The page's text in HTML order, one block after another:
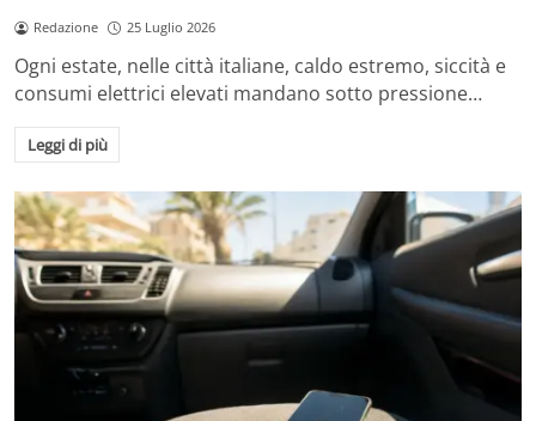
Redazione 25 Luglio 2026
Ogni estate, nelle città italiane, caldo estremo, siccità e
consumi elettrici elevati mandano sotto pressione…
Leggi di più